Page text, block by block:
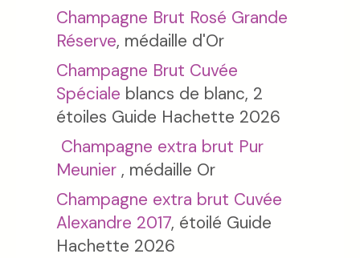
Champagne Brut Rosé Grande
Réserve, médaille d'Or
Champagne Brut Cuvée
Spéciale blancs de blanc, 2
étoiles Guide Hachette 2026
Champagne extra brut Pur
Meunier , médaille Or
Champagne extra brut Cuvée
Alexandre 2017, étoilé Guide
Hachette 2026